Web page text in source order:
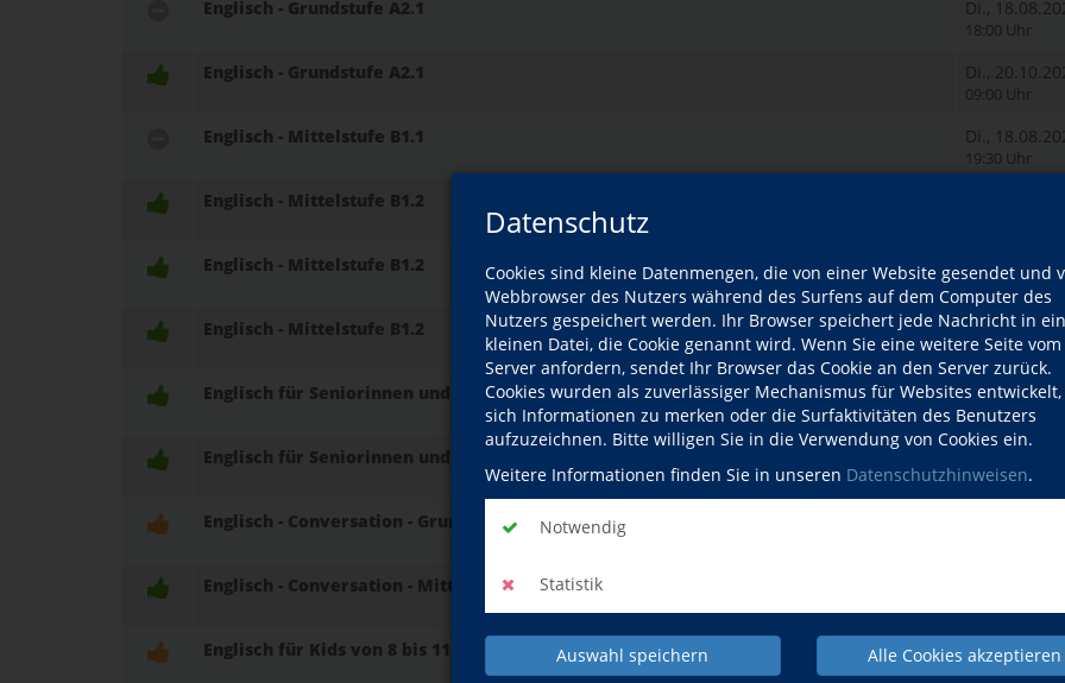
Datenschutz
Cookies sind kleine Datenmengen, die von einer Website gesendet und
Webbrowser des Nutzers während des Surfens auf dem Computer des
Nutzers gespeichert werden. Ihr Browser speichert jede Nachricht in
kleinen Datei, die Cookie genannt wird. Wenn Sie eine weitere Seite vom
Server anfordern, sendet Ihr Browser das Cookie an den Server zurück.
Cookies wurden als zuverlässiger Mechanismus für Websites
sich Informationen zu merken oder die Surfaktivitäten des Benutzers
aufzuzeichnen. Bitte willigen Sie in die Verwendung von Cookies ein.
Weitere Informationen finden Sie in unseren Datenschutzhinweisen.
Notwendig
Statistik
Auswahl speichern Alle Cookies akzeptieren
Englisch - Grundstufe A2.1 Di.,
18:00 Uhr
Englisch - Grundstufe A2.1 Di.,
09:00 Uhr
Englisch - Mittelstufe B1.1 Di.,
19:30 Uhr
Englisch - Mittelstufe B1.2
Englisch - Mittelstufe B1.2 Mi.,
17:45 Uhr
Englisch - Mittelstufe B1.2 Do.,
19:30 Uhr
Englisch für Seniorinnen und Senioren - Grundstufe A1.1 Di.,
19:45 Uhr
Englisch für Seniorinnen und Senioren - Mittelstufe B1.2
18:00 Uhr
Englisch - Conversation - Grundstufe A2 Mo.,
Englisch - Conversation - Mittelstufe B1
Englisch für Kids von 8 bis 11 Jahren Do.,
16:30 Uhr